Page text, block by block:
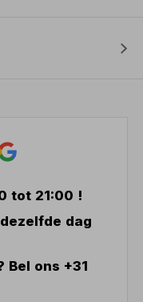
tot 21:00 !
dag
Bel ons +31